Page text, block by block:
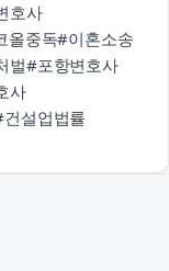
호사
올중독#이혼소송
벌#포항변호사
사
설업법률